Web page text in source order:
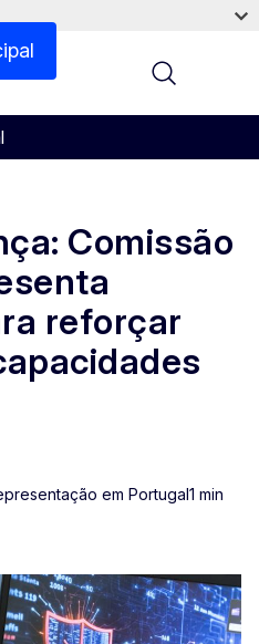
Comissão
reforçar
em Portugal1 min